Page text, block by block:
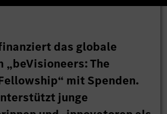
das globale
The
mit Spenden.
junge